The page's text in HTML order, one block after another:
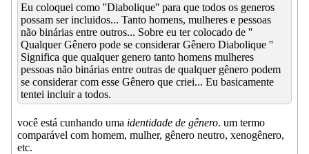
Eu coloquei como ''Diabolique'' para que todos os generos
possam ser incluidos... Tanto homens, mulheres e pessoas
não binárias entre outros... Sobre eu ter colocado de ''
Qualquer Gênero pode se considerar Gênero Diabolique ''
Significa que qualquer genero tanto homens mulheres
pessoas não binárias entre outras de qualquer gênero podem
se considerar com esse Gênero que criei... Eu basicamente
tentei incluir a todos.
você está cunhando uma identidade de gênero. um termo
comparável com homem, mulher, gênero neutro, xenogênero,
etc.